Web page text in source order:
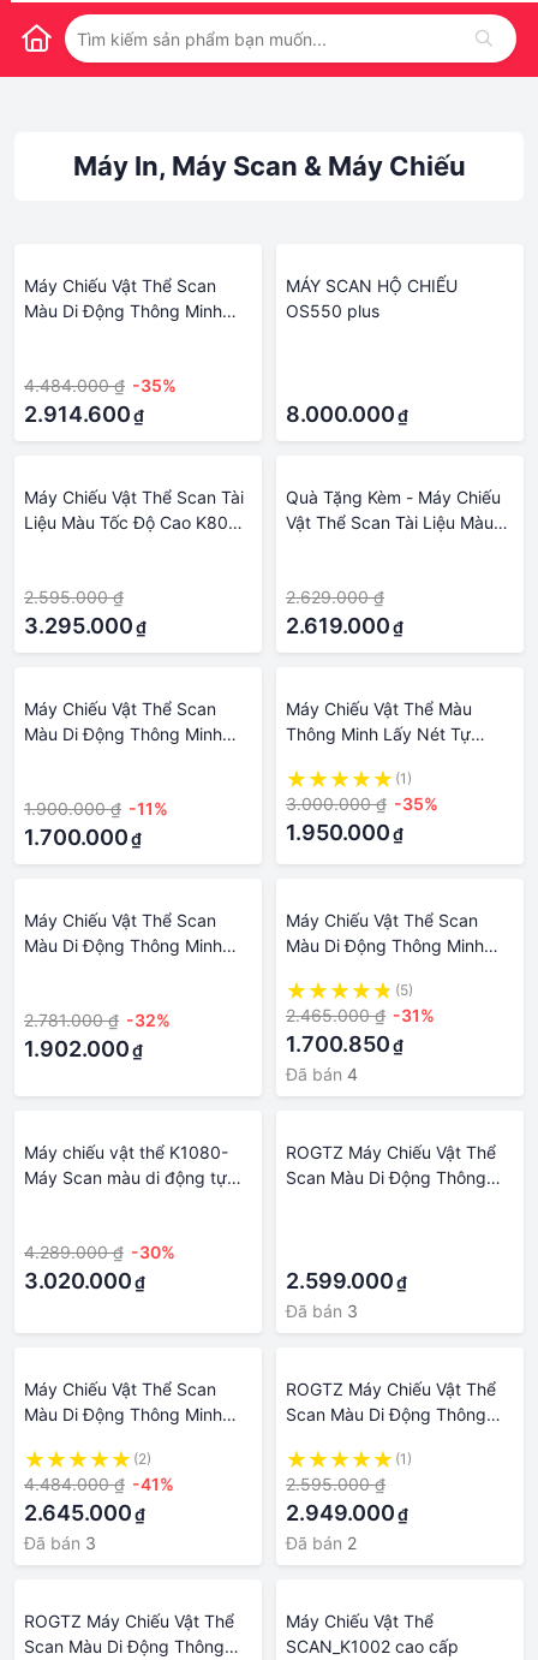
Máy In, Máy Scan & Máy Chiếu
Máy Chiếu Vật Thể Scan
Màu Di Động Thông Minh
4.484.000 ₫ -35%
2.914.600₫
MÁY SCAN HỘ CHIẾU
OS550 plus
8.000.000₫
Máy Chiếu Vật Thể Scan Tài
Liệu Màu Tốc Độ Cao K800
Giải 10MP. A3/A4/A5
Document Camera Image
Scanner Direct Connect
Meet For Office And
Classroom
2.595.000 ₫
3.295.000₫
Quà Tặng Kèm - Máy Chiếu
Vật Thể Scan Tài Liệu Màu
USB - AV Độ Phân Giải
10MP. A3/A4/A5 Document
Camera Image Scanner
Ultra Zoom Google Meet For
Office And Classroom
2.629.000 ₫
2.619.000₫
Máy Chiếu Vật Thể Scan
Màu Di Động Thông Minh
1.900.000 ₫ -11%
1.700.000₫
Máy Chiếu Vật Thể Màu
Thông Minh Lấy Nét Tự
(1)
3.000.000 ₫ -35%
1.950.000₫
Máy Chiếu Vật Thể Scan
Màu Di Động Thông Minh
2.781.000 ₫ -32%
1.902.000₫
Máy Chiếu Vật Thể Scan
Màu Di Động Thông Minh
Liệu K1002
(5)
2.465.000 ₫ -31%
1.700.850₫
Đã bán 4
Máy chiếu vật thể K1080-
Máy Scan màu di động tự
cước
4.289.000 ₫ -30%
3.020.000₫
ROGTZ Máy Chiếu Vật Thể
Scan Màu Di Động Thông
2.599.000₫
Đã bán 3
Máy Chiếu Vật Thể Scan
Màu Di Động Thông Minh
Liệu K800 Plus(2)
4.484.000 ₫ -41%
2.645.000₫
Đã bán 3
ROGTZ Máy Chiếu Vật Thể
Scan Màu Di Động Thông
Tài Liệu A3/A4/A5/A6/A7
K1080 - Hàng Nhập Khẩu
(1)
2.595.000 ₫
2.949.000₫
Đã bán 2
ROGTZ Máy Chiếu Vật Thể
Scan Màu Di Động Thông
Máy Chiếu Vật Thể
SCAN_K1002 cao cấp